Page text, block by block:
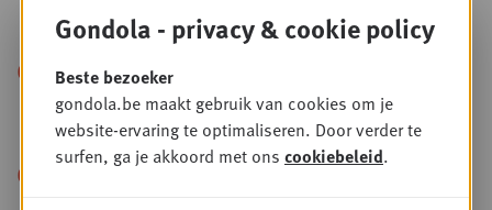
dierenvoeding een revolutie?
+ PLUS
“Retailmedia wekken de
koopintentie op, fieldmarketing zet die om
in verkoop”
+
Gondola - privacy & cookie policy
Beste bezoeker
gondola.be maakt gebruik van cookies om je
website-ervaring te optimaliseren. Door verder te
surfen, ga je akkoord met ons cookiebeleid.